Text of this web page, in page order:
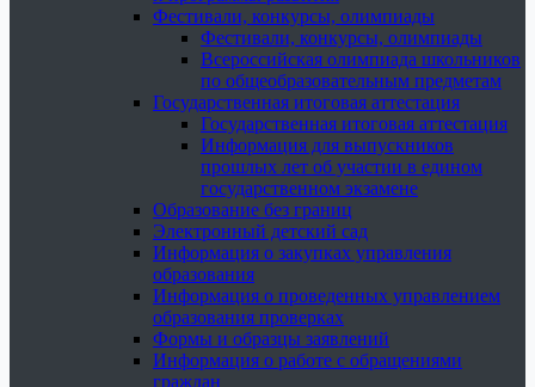
Фестивали, конкурсы, олимпиады
Фестивали, конкурсы, олимпиады
Всероссийская олимпиада школьников
по общеобразовательным предметам
Государственная итоговая аттестация
Государственная итоговая аттестация
Информация для выпускников
прошлых лет об участии в едином
государственном экзамене
Образование без границ
Электронный детский сад
Информация о закупках управления
образования
Информация о проведенных управлением
образования проверках
Формы и образцы заявлений
Информация о работе с обращениями
граждан